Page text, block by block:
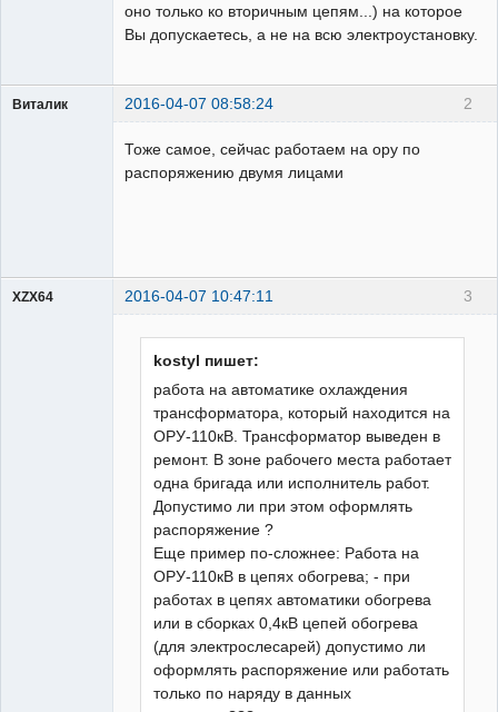
оно только ко вторичным цепям...) на которое
Вы допускаетесь, а не на всю электроустановку.
2
Виталик 2016-04-07 08:58:24
Тоже самое, сейчас работаем на ору по
распоряжению двумя лицами
3
XZX64 2016-04-07 10:47:11
kostyl пишет:
работа на автоматике охлаждения
трансформатора, который находится на
ОРУ-110кВ. Трансформатор выведен в
ремонт. В зоне рабочего места работает
одна бригада или исполнитель работ.
Допустимо ли при этом оформлять
распоряжение ?
Еще пример по-сложнее: Работа на
ОРУ-110кВ в цепях обогрева; - при
работах в цепях автоматики обогрева
или в сборках 0,4кВ цепей обогрева
(для электрослесарей) допустимо ли
оформлять распоряжение или работать
только по наряду в данных